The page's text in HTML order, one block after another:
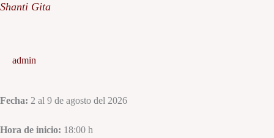
Shanti Gita
admin
Fecha: 2 al 9 de agosto del 2026
Hora de inicio: 18:00 h
Shanti